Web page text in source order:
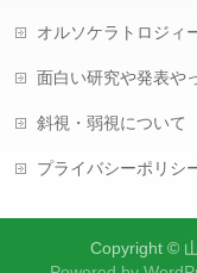
オルソケラトロジィ
面白い研究や発表や
斜視・弱視について
プライバシーポリシ
Copyright ©